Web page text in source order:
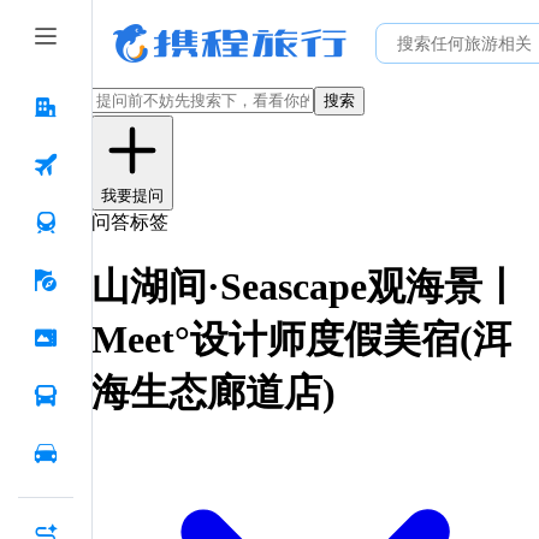
搜索
我要提问
问答标签
山湖间·Seascape观海景丨
Meet°设计师度假美宿(洱
海生态廊道店)